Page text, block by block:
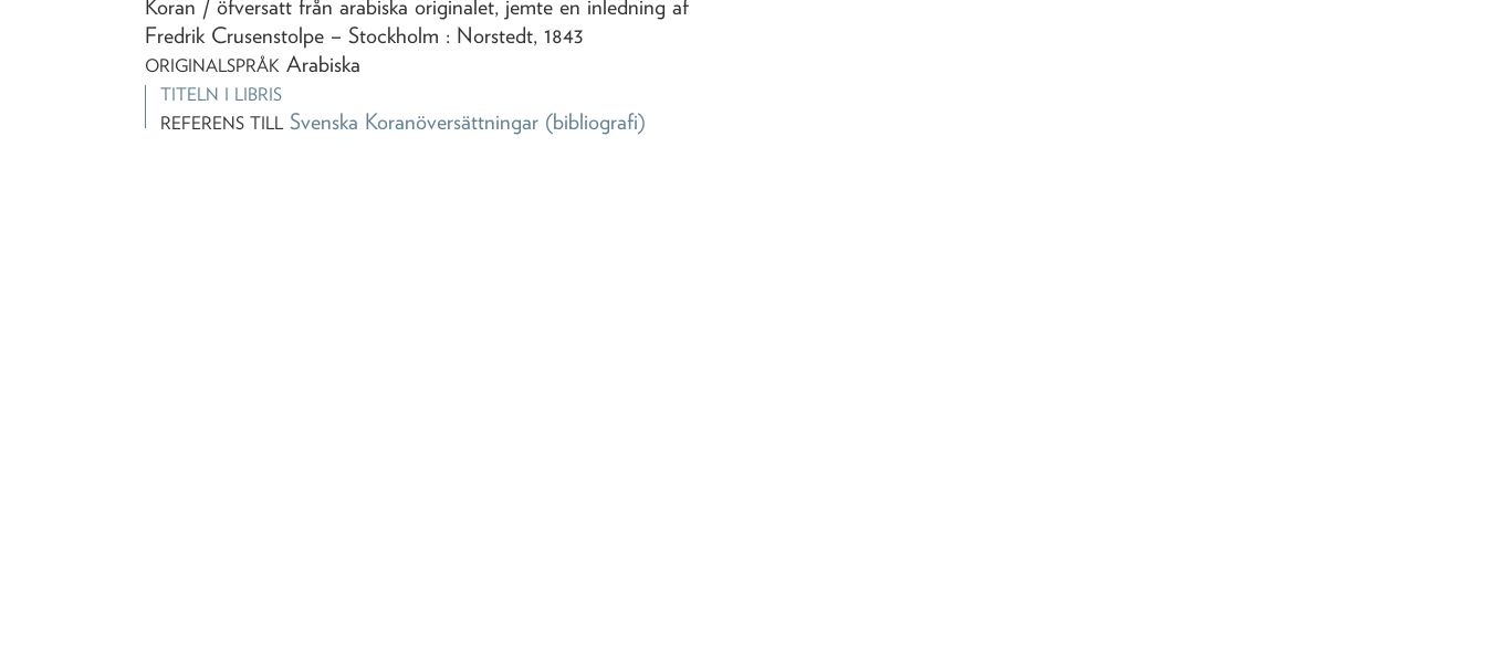
Koran / öfversatt från arabiska originalet, jemte en inledning af
Fredrik Crusenstolpe – Stockholm : Norstedt,1843
ORIGINALSPRÅK Arabiska
TITELN I LIBRIS
REFERENS TILL Svenska Koranöversättningar (bibliografi)